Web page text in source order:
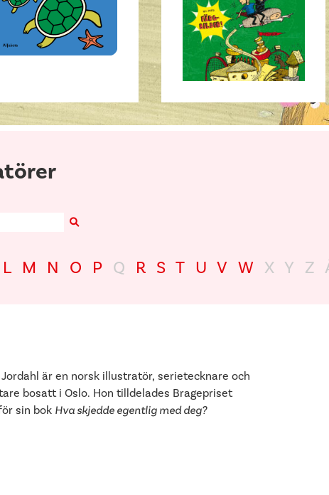
L M N O P Q R S T U V W X Y Z
är en norsk illustratör, serietecknare och
bosatt i Oslo. Hon tilldelades Bragepriset
sin bok Hva skjedde egentlig med deg?